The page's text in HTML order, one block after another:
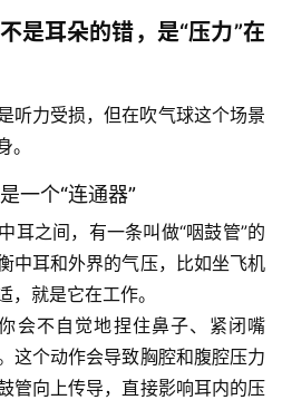
是耳朵的错，是“压力”在
听力受损，但在吹气球这个场景
一个“连通器”
耳之间，有一条叫做“咽鼓管”的
中耳和外界的气压，比如坐飞机
，就是它在工作。
会不自觉地捏住鼻子、紧闭嘴
这个动作会导致胸腔和腹腔压力
管向上传导，直接影响耳内的压